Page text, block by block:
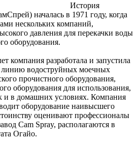
История
началась в 1971 году, когда
нескольких компаний,
давления для перекачки воды
оборудования.
компания разработала и запустила
водоструйных моечных
прочистного оборудования,
оборудования для использования,
и в домашних условиях. Компания
оборудование наивысшего
оценивают профессионалы
Cam Spray, располагаются в
Огайо.